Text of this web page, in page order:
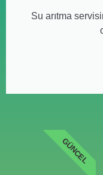
Su arıtma
GÜNCEL